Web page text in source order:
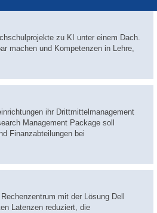
zu KI unter einem Dach.
machen und Kompetenzen in Lehre,
ihr Drittmittelmanagement
Management Package soll
Finanzabteilungen bei
mit der Lösung Dell
Latenzen reduziert, die